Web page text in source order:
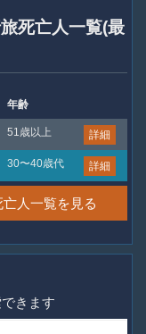
死亡人一覧(最
年齢
51歳以上 詳細
30〜40歳代 詳細
人一覧を見る
きます